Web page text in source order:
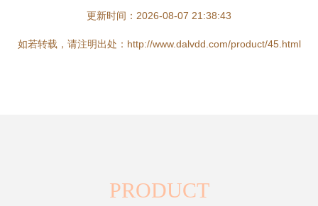
更新时间：2026-08-07 21:38:43
如若转载，请注明出处：http://www.dalvdd.com/product/45.html
PRODUCT